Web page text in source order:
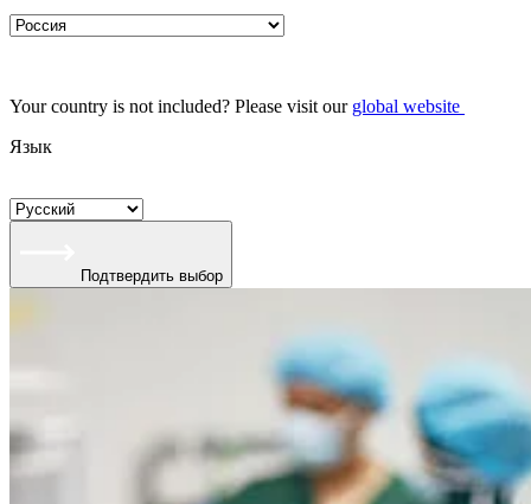
Your country is not included? Please visit our global website
Язык
Подтвердить выбор